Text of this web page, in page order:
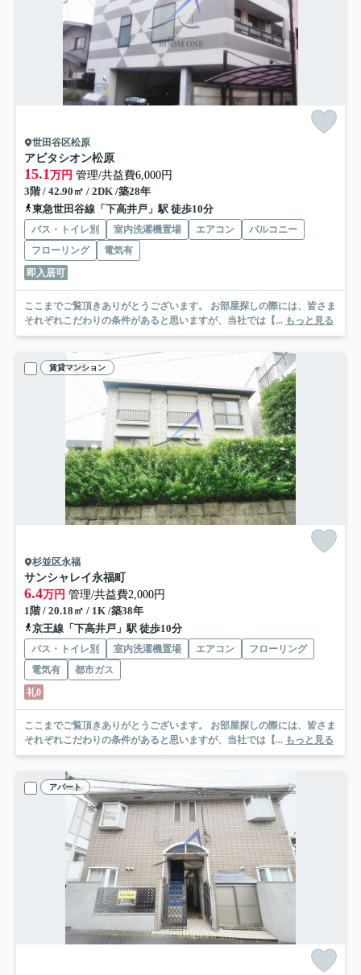
世田谷区松原
アビタシオン松原
15.1 万円 管理/共益費6,000円
3階 / 42.90㎡ / 2DK /築28年
東急世田谷線「下高井戸」駅 徒歩10分
バス・トイレ別 室内洗濯機置場 エアコン
バルコニー
フローリング
電気有
即入居可
ここまでご覧頂きありがとうございます。 お部屋探しの際には、皆さま
それぞれこだわりの条件があると思いますが、当社では【... もっと見る
賃貸マンション
杉並区永福
サンシャレイ永福町
6.4万円 管理/共益費2,000円
1階 / 20.18㎡ / 1K /築38年
京王線「下高井戸」駅 徒歩10分
バス・トイレ別 室内洗濯機置場 エアコン
フローリング
電気有
都市ガス
礼0
ここまでご覧頂きありがとうございます。 お部屋探しの際には、皆さま
それぞれこだわりの条件があると思いますが、当社では【... もっと見る
アパート